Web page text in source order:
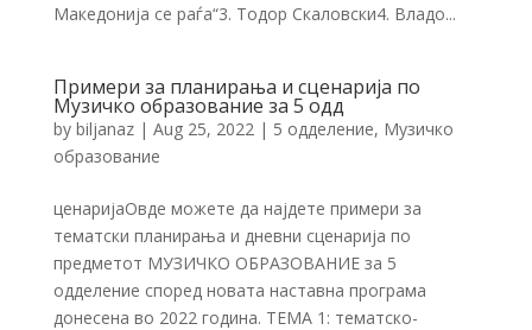
Македонија се раѓа“3. Тодор Скаловски4. Владо...
Примери за планирања и сценарија по
Музичко образование за 5 одд
by biljanaz| Aug 25, 2022| 5 одделение, Музичко
образование
ценаријаОвде можете да најдете примери за
тематски планирања и дневни сценарија по
предметот МУЗИЧКО ОБРАЗОВАНИЕ за 5
одделение според новата наставна програма
донесена во 2022 година. ТЕМА 1: тематско-